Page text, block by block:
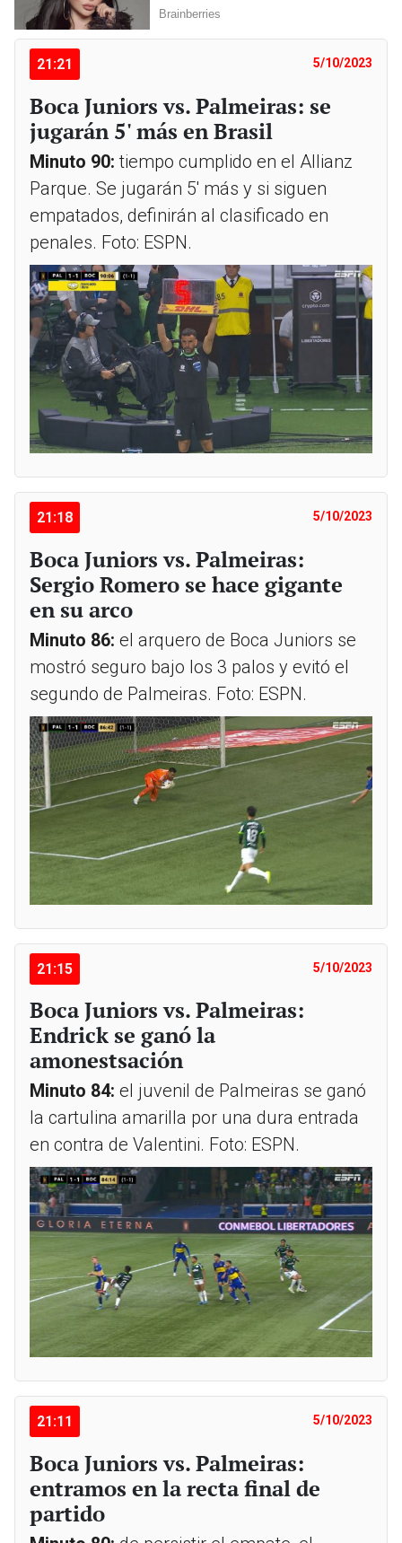
21:21 5/10/2023
Boca Juniors vs. Palmeiras: se
jugarán 5' más en Brasil
Minuto 90:tiempo cumplido en el Allianz
Parque. Se jugarán 5' más y si siguen
empatados, definirán al clasificado en
penales. Foto: ESPN.
21:18 5/10/2023
Boca Juniors vs. Palmeiras:
Sergio Romero se hace gigante
en su arco
Minuto 86: el arquero de Boca Juniors se
mostró seguro bajo los 3 palos y evitó el
segundo de Palmeiras. Foto: ESPN.
21:15 5/10/2023
Boca Juniors vs. Palmeiras:
Endrick se ganó la
amonestsación
Minuto 84: el juvenil de Palmeiras se ganó
la cartulina amarilla por una dura entrada
en contra de Valentini. Foto: ESPN.
21:11 5/10/2023
Boca Juniors vs. Palmeiras:
entramos en la recta final de
partido